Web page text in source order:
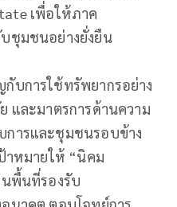
เพื่อให้ภาค
ชุมชนอย่างยั่งยืน
บการใช้ทรัพยากรอย่าง
และมาตรการด้านความ
ารและชุมชนรอบข้าง
าหมายให้ “นิคม
นพื้นที่รองรับ